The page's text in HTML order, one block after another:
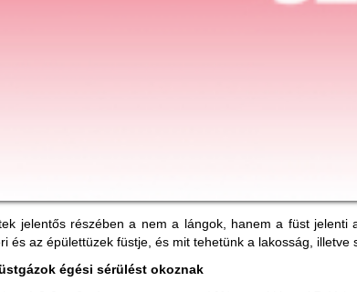
jelentős részében a nem a lángok, hanem a füst
és az épülettüzek füstje, és mit tehetünk a lakosság, illetve
égési sérülést okoznak